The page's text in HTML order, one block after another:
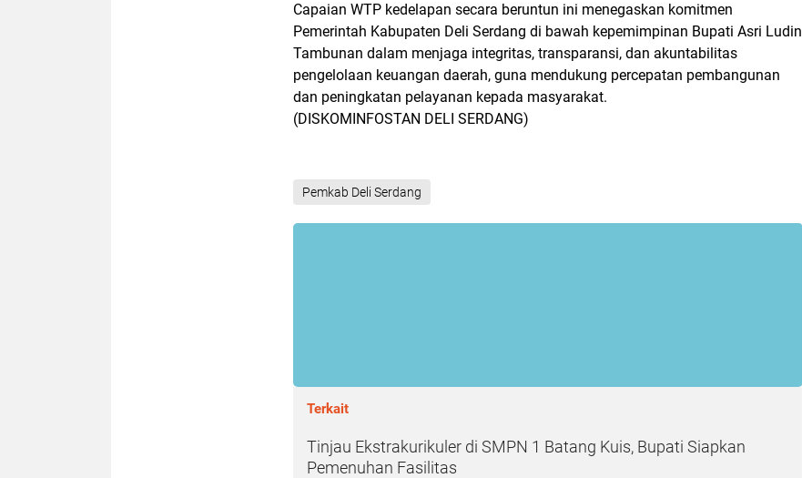
Capaian WTP kedelapan secara beruntun ini menegaskan komitmen
Pemerintah Kabupaten Deli Serdang di bawah kepemimpinan Bupati Asri Ludin
Tambunan dalam menjaga integritas, transparansi, dan akuntabilitas
pengelolaan keuangan daerah, guna mendukung percepatan pembangunan
dan peningkatan pelayanan kepada masyarakat.
(DISKOMINFOSTAN DELI SERDANG)
Pemkab Deli Serdang
Terkait
Tinjau Ekstrakurikuler di SMPN 1 Batang Kuis, Bupati Siapkan
Pemenuhan Fasilitas